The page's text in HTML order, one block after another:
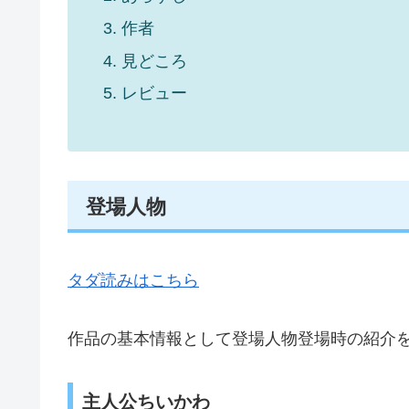
作者
見どころ
レビュー
登場人物
タダ読みはこちら
作品の基本情報として登場人物登場時の紹介
主人公ちいかわ